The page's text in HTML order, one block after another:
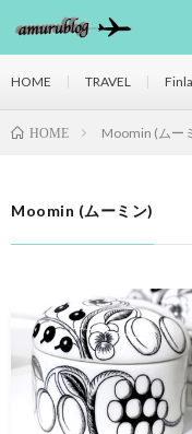
HOME TRAVEL
HOME Moomin (ムー
Moomin (ムーミン)